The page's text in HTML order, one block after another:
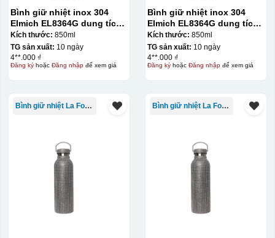
IN Decal lên GỐM SỨ
Bước 1: Tạo khuôn in để tạo ra Decal Bước 2: Dán
decal lên gốm sứ Bước 3: Cho vào lò nung ở nhiệt độ
700-800 độ C
Để tạo ra decal
Bình giữ nhiệt inox 304
Elmich EL8364G dung tích
850ml
Kích thước: 850ml
TG sản xuất: 10 ngày
4**.000 ₫
Đăng kýhoặc Đăng nhậpđể xem giá
Bình giữ nhiệt inox 304
Elmich EL8364G dung tích
850ml
Kích thước: 850ml
TG sản xuất: 10 ngày
4**.000 ₫
Đăng kýhoặc Đăng nhậpđể xem giá
Bình giữ nhiệt La Fonte Bình giữ nhiệt La Fonte